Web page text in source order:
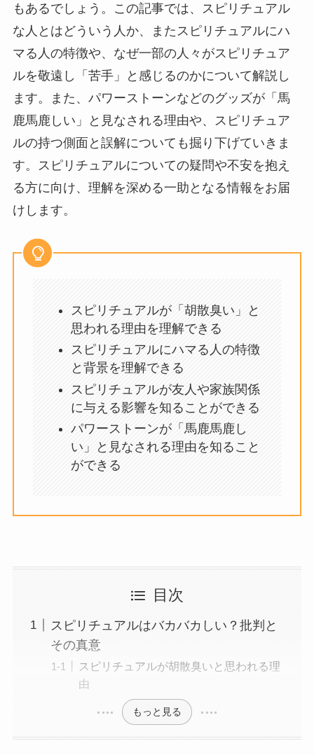
もあるでしょう。この記事では、スピリチュアル
な人とはどういう人か、またスピリチュアルにハ
マる人の特徴や、なぜ一部の人々がスピリチュア
ルを敬遠し「苦手」と感じるのかについて解説し
ます。また、パワーストーンなどのグッズが「馬
鹿馬鹿しい」と見なされる理由や、スピリチュア
ルの持つ側面と誤解についても掘り下げていきま
す。スピリチュアルについての疑問や不安を抱え
る方に向け、理解を深める一助となる情報をお届
けします。
スピリチュアルが「胡散臭い」と
思われる理由を理解できる
スピリチュアルにハマる人の特徴
と背景を理解できる
スピリチュアルが友人や家族関係
に与える影響を知ることができる
パワーストーンが「馬鹿馬鹿し
い」と見なされる理由を知ること
ができる
目次
スピリチュアルはバカバカしい？批判と
その真意
スピリチュアルが胡散臭いと思われる理
由
もっと見る